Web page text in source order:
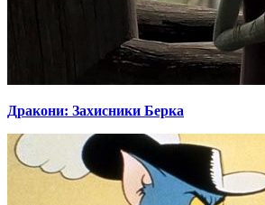
Дракони: Захисники Берка